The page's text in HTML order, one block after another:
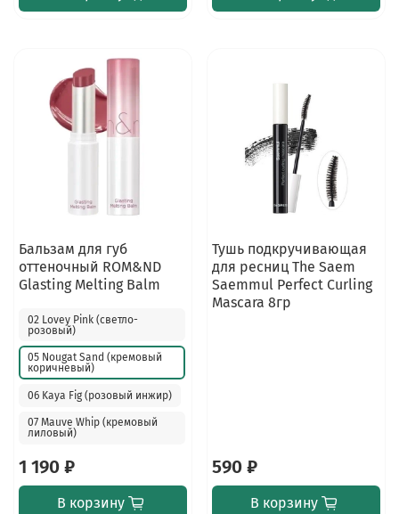
Бальзам для губ
оттеночный ROM&ND
Glasting Melting Balm
02 Lovey Pink (светло-
розовый)
05 Nougat Sand (кремовый
коричневый)
06 Kaya Fig (розовый инжир)
07 Mauve Whip (кремовый
лиловый)
1 190 ₽
В корзину
Тушь подкручивающая
для ресниц The Saem
Saemmul Perfect Curling
Mascara 8гр
590 ₽
В корзину